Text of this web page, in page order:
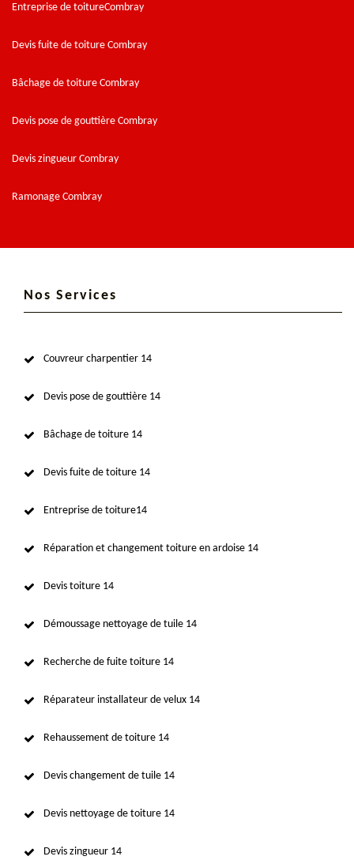
Entreprise de toitureCombray
Devis fuite de toiture Combray
Bâchage de toiture Combray
Devis pose de gouttière Combray
Devis zingueur Combray
Ramonage Combray
Nos Services
Couvreur charpentier 14
Devis pose de gouttière 14
Bâchage de toiture 14
Devis fuite de toiture 14
Entreprise de toiture14
Réparation et changement toiture en ardoise 14
Devis toiture 14
Démoussage nettoyage de tuile 14
Recherche de fuite toiture 14
Réparateur installateur de velux 14
Rehaussement de toiture 14
Devis changement de tuile 14
Devis nettoyage de toiture 14
Devis zingueur 14